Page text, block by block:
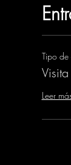
Tipo de
Leer